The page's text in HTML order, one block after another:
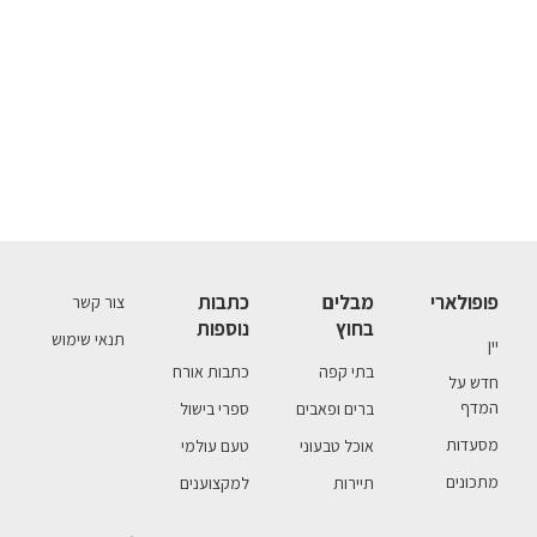
פופולארי
יין
חדש על
המדף
מסעדות
מתכונים
מבלים
בחוץ
בתי קפה
ברים ופאבים
אוכל טבעוני
תיירות
כתבות
נוספות
כתבות אורח
ספרי בישול
טעם עולמי
למקצוענים
צור קשר
תנאי שימוש